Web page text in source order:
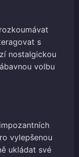
s
nostalgickou
volbu
vylepšenou
ukládat své